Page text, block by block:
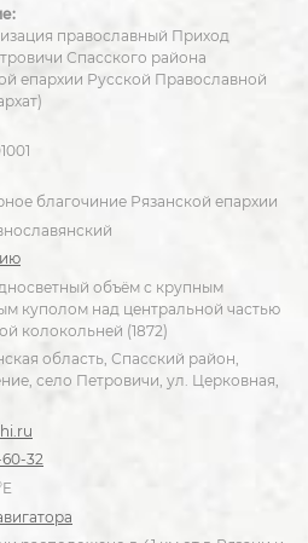
православный Приход
Спасского района
епархии Русской Православной
благочиние Рязанской епархии
объём с крупным
куполом над центральной частью
колокольней (1872)
область, Спасский район,
село Петровичи, ул. Церковная,
60-32